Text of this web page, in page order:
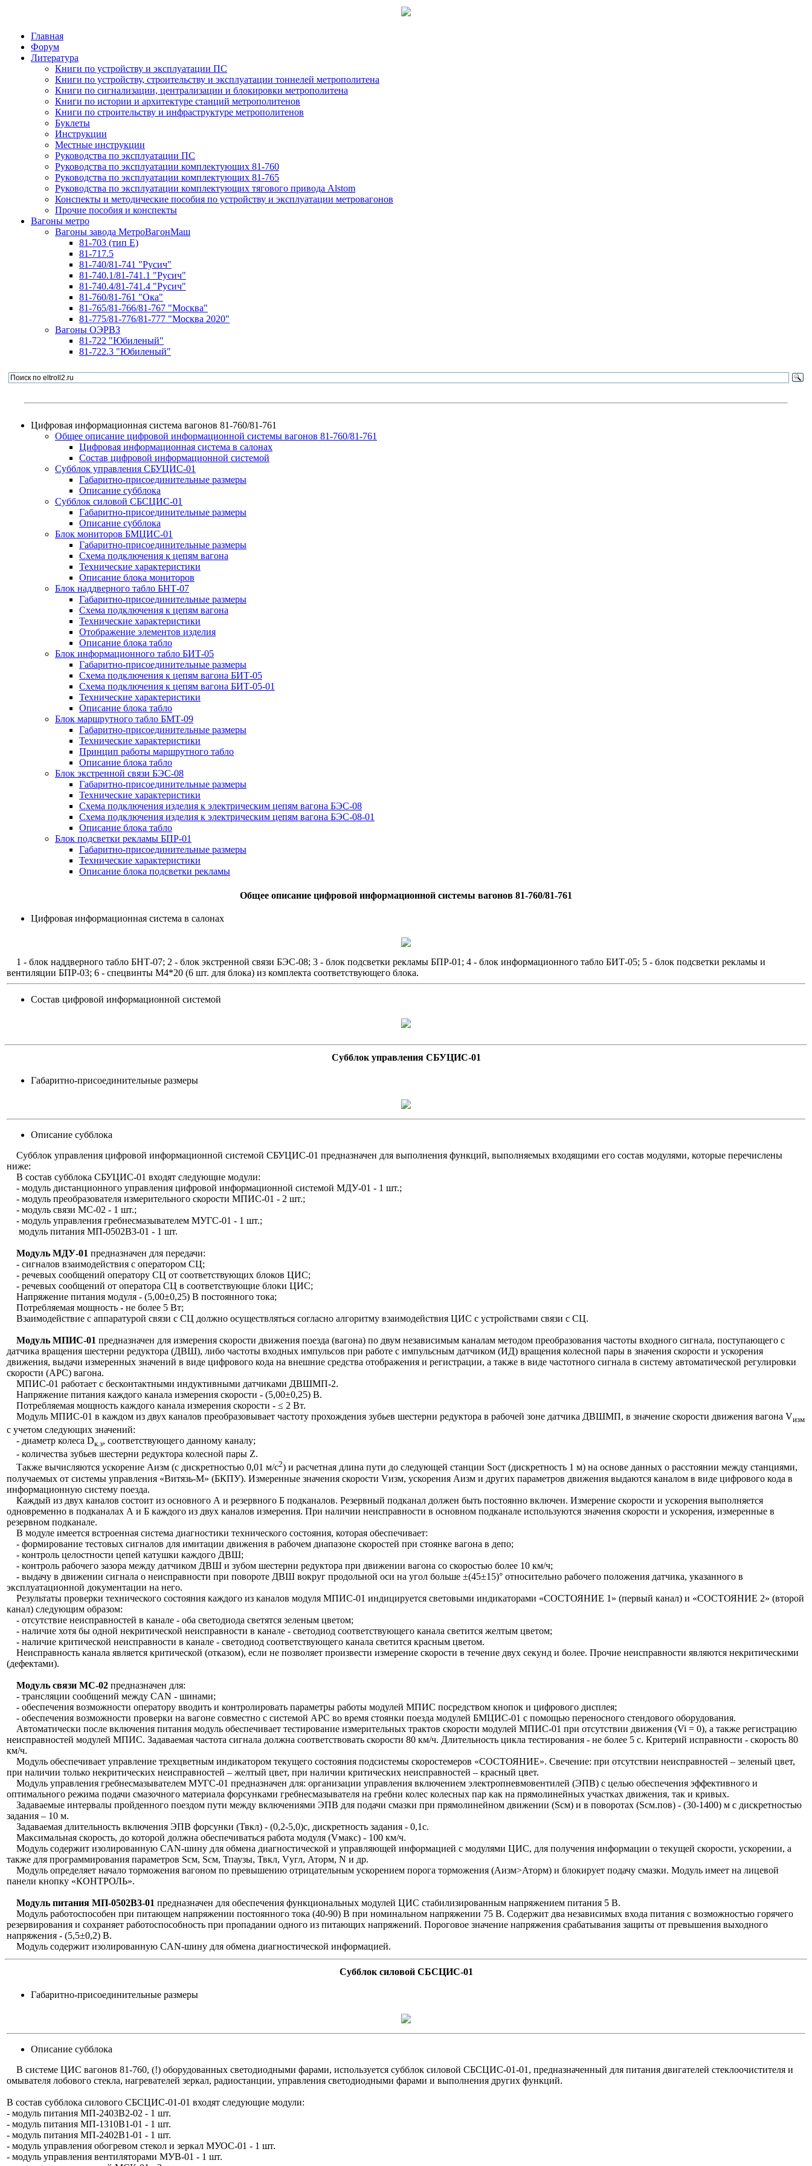
Главная
Форум
Литература
Книги по устройству и эксплуатации ПС
Книги по устройству, строительству и эксплуатации тоннелей метрополитена
Книги по сигнализации, централизации и блокировки метрополитена
Книги по истории и архитектуре станций метрополитенов
Книги по строительству и инфраструктуре метрополитенов
Буклеты
Инструкции
Местные инструкции
Руководства по эксплуатации ПС
Руководства по эксплуатации комплектующих 81-760
Руководства по эксплуатации комплектующих 81-765
Руководства по эксплуатации комплектующих тягового привода Alstom
Конспекты и методические пособия по устройству и эксплуатации метровагонов
Прочие пособия и конспекты
Вагоны метро
Вагоны завода МетроВагонМаш
81-703 (тип Е)
81-717.5
81-740/81-741 "Русич"
81-740.1/81-741.1 "Русич"
81-740.4/81-741.4 "Русич"
81-760/81-761 "Ока"
81-765/81-766/81-767 "Москва"
81-775/81-776/81-777 "Москва 2020"
Вагоны ОЭРВЗ
81-722 "Юбиленый"
81-722.3 "Юбиленый"
Цифровая информационная система вагонов 81-760/81-761
Общее описание цифровой информационной системы вагонов 81-760/81-761
Цифровая информационная система в салонах
Состав цифровой информационной системой
Субблок управления СБУЦИС-01
Габаритно-присоединительные размеры
Описание субблока
Субблок силовой СБСЦИС-01
Габаритно-присоединительные размеры
Описание субблока
Блок мониторов БМЦИС-01
Габаритно-присоединительные размеры
Схема подключения к цепям вагона
Технические характеристики
Описание блока мониторов
Блок наддверного табло БНТ-07
Габаритно-присоединительные размеры
Схема подключения к цепям вагона
Технические характеристики
Отображение элементов изделия
Описание блока табло
Блок информационного табло БИТ-05
Габаритно-присоединительные размеры
Схема подключения к цепям вагона БИТ-05
Схема подключения к цепям вагона БИТ-05-01
Технические характеристики
Описание блока табло
Блок маршрутного табло БМТ-09
Габаритно-присоединительные размеры
Технические характеристики
Принцип работы маршрутного табло
Описание блока табло
Блок экстренной связи БЭС-08
Габаритно-присоединительные размеры
Технические характеристики
Схема подключения изделия к электрическим цепям вагона БЭС-08
Схема подключения изделия к электрическим цепям вагона БЭС-08-01
Описание блока табло
Блок подсветки рекламы БПР-01
Габаритно-присоединительные размеры
Технические характеристики
Описание блока подсветки рекламы
Общее описание цифровой информационной системы вагонов 81-760/81-761
Цифровая информационная система в салонах
1 - блок наддверного табло БНТ-07; 2 - блок экстренной связи БЭС-08; 3 - блок подсветки рекламы БПР-01; 4 - блок информационного табло БИТ-05; 5 - блок подсветки рекламы и
вентиляции БПР-03; 6 - спецвинты М4*20 (6 шт. для блока) из комплекта соответствующего блока.
Состав цифровой информационной системой
Субблок управления СБУЦИС-01
Габаритно-присоединительные размеры
Описание субблока
Субблок управления цифровой информационной системой СБУЦИС-01 предназначен для выполнения функций, выполняемых входящими его состав модулями, которые перечислены
ниже:
В состав субблока СБУЦИС-01 входят следующие модули:
- модуль дистанционного управления цифровой информационной системой МДУ-01 - 1 шт.;
- модуль преобразователя измерительного скорости МПИС-01 - 2 шт.;
- модуль связи МС-02 - 1 шт.;
- модуль управления гребнесмазывателем МУГС-01 - 1 шт.;
модуль питания МП-0502В3-01 - 1 шт.
Модуль МДУ-01 предназначен для передачи:
- сигналов взаимодействия с оператором СЦ;
- речевых сообщений оператору СЦ от соответствующих блоков ЦИС;
- речевых сообщений от оператора СЦ в соответствующие блоки ЦИС;
Напряжение питания модуля - (5,00±0,25) В постоянного тока;
Потребляемая мощность - не более 5 Вт;
Взаимодействие с аппаратурой связи с СЦ должно осуществляться согласно алгоритму взаимодействия ЦИС с устройствами связи с СЦ.
Модуль МПИС-01 предназначен для измерения скорости движения поезда (вагона) по двум независимым каналам методом преобразования частоты входного сигнала, поступающего с
датчика вращения шестерни редуктора (ДВШ), либо частоты входных импульсов при работе с импульсным датчиком (ИД) вращения колесной пары в значения скорости и ускорения
движения, выдачи измеренных значений в виде цифрового кода на внешние средства отображения и регистрации, а также в виде частотного сигнала в систему автоматической регулировки
скорости (АРС) вагона.
МПИС-01 работает с бесконтактными индуктивными датчиками ДВШМП-2.
Напряжение питания каждого канала измерения скорости - (5,00±0,25) В.
Потребляемая мощность каждого канала измерения скорости - ≤ 2 Вт.
Модуль МПИС-01 в каждом из двух каналов преобразовывает частоту прохождения зубьев шестерни редуктора в рабочей зоне датчика ДВШМП, в значение скорости движения вагона Vизм
с учетом следующих значений:
- диаметр колеса Dк.з, соответствующего данному каналу;
- количества зубьев шестерни редуктора колесной пары Z.
Также вычисляются ускорение Аизм (с дискретностью 0,01 м/с2) и расчетная длина пути до следующей станции Sост (дискретность 1 м) на основе данных о расстоянии между станциями,
получаемых от системы управления «Витязь-М» (БКПУ). Измеренные значения скорости Vизм, ускорения Аизм и других параметров движения выдаются каналом в виде цифрового кода в
информационную систему поезда.
Каждый из двух каналов состоит из основного А и резервного Б подканалов. Резервный подканал должен быть постоянно включен. Измерение скорости и ускорения выполняется
одновременно в подканалах А и Б каждого из двух каналов измерения. При наличии неисправности в основном подканале используются значения скорости и ускорения, измеренные в
резервном подканале.
В модуле имеется встроенная система диагностики технического состояния, которая обеспечивает:
- формирование тестовых сигналов для имитации движения в рабочем диапазоне скоростей при стоянке вагона в депо;
- контроль целостности цепей катушки каждого ДВШ;
- контроль рабочего зазора между датчиком ДВШ и зубом шестерни редуктора при движении вагона со скоростью более 10 км/ч;
- выдачу в движении сигнала о неисправности при повороте ДВШ вокруг продольной оси на угол больше ±(45±15)° относительно рабочего положения датчика, указанного в
эксплуатационной документации на него.
Результаты проверки технического состояния каждого из каналов модуля МПИС-01 индицируется световыми индикаторами «СОСТОЯНИЕ 1» (первый канал) и «СОСТОЯНИЕ 2» (второй
канал) следующим образом:
- отсутствие неисправностей в канале - оба светодиода светятся зеленым цветом;
- наличие хотя бы одной некритической неисправности в канале - светодиод соответствующего канала светится желтым цветом;
- наличие критической неисправности в канале - светодиод соответствующего канала светится красным цветом.
Неисправность канала является критической (отказом), если не позволяет произвести измерение скорости в течение двух секунд и более. Прочие неисправности являются некритическими
(дефектами).
Модуль связи МС-02 предназначен для:
- трансляции сообщений между CAN - шинами;
- обеспечения возможности оператору вводить и контролировать параметры работы модулей МПИС посредством кнопок и цифрового дисплея;
- обеспечения возможности проверки на вагоне совместно с системой АРС во время стоянки поезда модулей БМЦИС-01 с помощью переносного стендового оборудования.
Автоматически после включения питания модуль обеспечивает тестирование измерительных трактов скорости модулей МПИС-01 при отсутствии движения (Vi = 0), а также регистрацию
неисправностей модулей МПИС. Задаваемая частота сигнала должна соответствовать скорости 80 км/ч. Длительность цикла тестирования - не более 5 с. Критерий исправности - скорость 80
км/ч.
Модуль обеспечивает управление трехцветным индикатором текущего состояния подсистемы скоростемеров «СОСТОЯНИЕ». Свечение: при отсутствии неисправностей – зеленый цвет,
при наличии только некритических неисправностей – желтый цвет, при наличии критических неисправностей – красный цвет.
Модуль управления гребнесмазывателем МУГС-01 предназначен для: организации управления включением электропневмовентилей (ЭПВ) с целью обеспечения эффективного и
оптимального режима подачи смазочного материала форсунками гребнесмазывателя на гребни колес колесных пар как на прямолинейных участках движения, так и кривых.
Задаваемые интервалы пройденного поездом пути между включениями ЭПВ для подачи смазки при прямолинейном движении (Sсм) и в поворотах (Sсм.пов) - (30-1400) м с дискретностью
задания – 10 м.
Задаваемая длительность включения ЭПВ форсунки (Твкл) - (0,2-5,0)с, дискретность задания - 0,1с.
Максимальная скорость, до которой должна обеспечиваться работа модуля (Vмакс) - 100 км/ч.
Модуль содержит изолированную CAN-шину для обмена диагностической и управляющей информацией с модулями ЦИС, для получения информации о текущей скорости, ускорении, а
также для программирования параметров Sсм, Sсм, Тпаузы, Твкл, Vугл, Аторм, N и др.
Модуль определяет начало торможения вагоном по превышению отрицательным ускорением порога торможения (Аизм>Аторм) и блокирует подачу смазки. Модуль имеет на лицевой
панели кнопку «КОНТРОЛЬ».
Модуль питания МП-0502В3-01 предназначен для обеспечения функциональных модулей ЦИС стабилизированным напряжением питания 5 В.
Модуль работоспособен при питающем напряжении постоянного тока (40-90) В при номинальном напряжении 75 В. Содержит два независимых входа питания с возможностью горячего
резервирования и сохраняет работоспособность при пропадании одного из питающих напряжений. Пороговое значение напряжения срабатывания защиты от превышения выходного
напряжения - (5,5±0,2) В.
Модуль содержит изолированную CAN-шину для обмена диагностической информацией.
Субблок силовой СБСЦИС-01
Габаритно-присоединительные размеры
Описание субблока
В системе ЦИС вагонов 81-760, (!) оборудованных светодиодными фарами, используется субблок силовой СБСЦИС-01-01, предназначенный для питания двигателей стеклоочистителя и
омывателя лобового стекла, нагревателей зеркал, радиостанции, управления светодиодными фарами и выполнения других функций.
В состав субблока силового СБСЦИС-01-01 входят следующие модули:
- модуль питания МП-2403В2-02 - 1 шт.
- модуль питания МП-1310В1-01 - 1 шт.
- модуль питания МП-2402В1-01 - 1 шт.
- модуль управления обогревом стекол и зеркал МУОС-01 - 1 шт.
- модуль управления вентиляторами МУВ-01 - 1 шт.